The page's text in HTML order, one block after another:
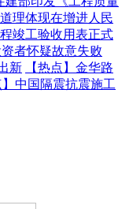
理体现在增进人民
竣工验收用表正式
者怀疑故意失败
新 【热点】 金华路
中国隔震抗震施工